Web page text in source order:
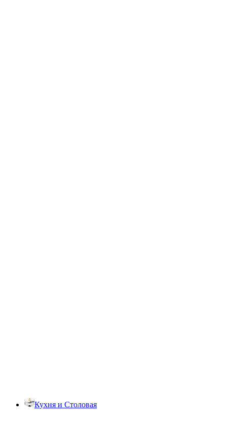
Кухня и Столовая